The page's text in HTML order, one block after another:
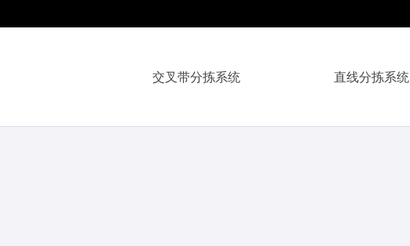
交叉带分拣系统 直线分拣系统